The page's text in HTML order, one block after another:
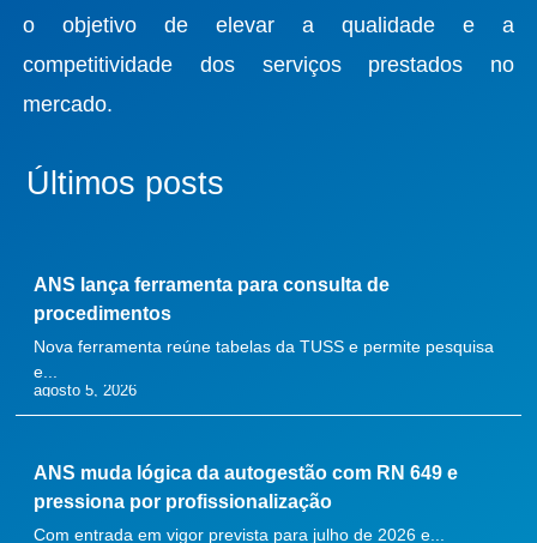
o objetivo de elevar a qualidade e a
competitividade dos serviços prestados no
mercado.
Últimos posts
ANS lança ferramenta para consulta de
procedimentos
Nova ferramenta reúne tabelas da TUSS e permite pesquisa
e...
agosto 5, 2026
ANS muda lógica da autogestão com RN 649 e
pressiona por profissionalização
Com entrada em vigor prevista para julho de 2026 e...